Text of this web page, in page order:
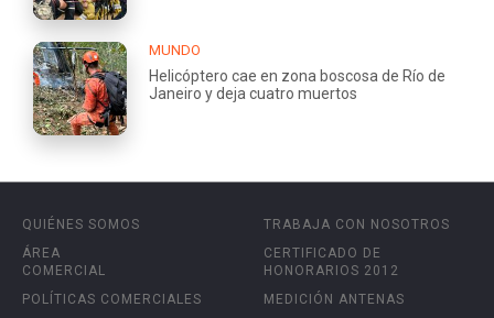
MUNDO
Helicóptero cae en zona boscosa de Río de
Janeiro y deja cuatro muertos
QUIÉNES SOMOS
ÁREA
COMERCIAL
POLÍTICAS COMERCIALES
TRABAJA CON NOSOTROS
CERTIFICADO DE
HONORARIOS 2012
MEDICIÓN ANTENAS